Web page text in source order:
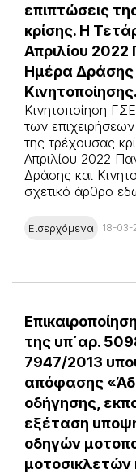
επιπτώσεις
κρίσης. Η
Απριλίου 2022
Ημέρα Δράσης
Κινητοποίησης.
Κινητοποίηση
των
της τρέχουσας
Απριλίου 2022
Δράσης και
σχετικό άρθρο
Εισερχόμενα 18-03-
της υπ΄αρ.
7947/2013
απόφασης
οδήγησης,
εξέταση
οδηγών
μοτοσικλετών